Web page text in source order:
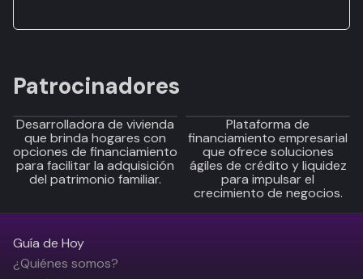
Patrocinadores
Desarrolladora de vivienda
que brinda hogares con
opciones de financiamiento
para facilitar la adquisición
del patrimonio familiar.
Plataforma de
financiamiento empresarial
que ofrece soluciones
ágiles de crédito y liquidez
para impulsar el
crecimiento de negocios.
Guía de Hoy
¿Quiénes somos?